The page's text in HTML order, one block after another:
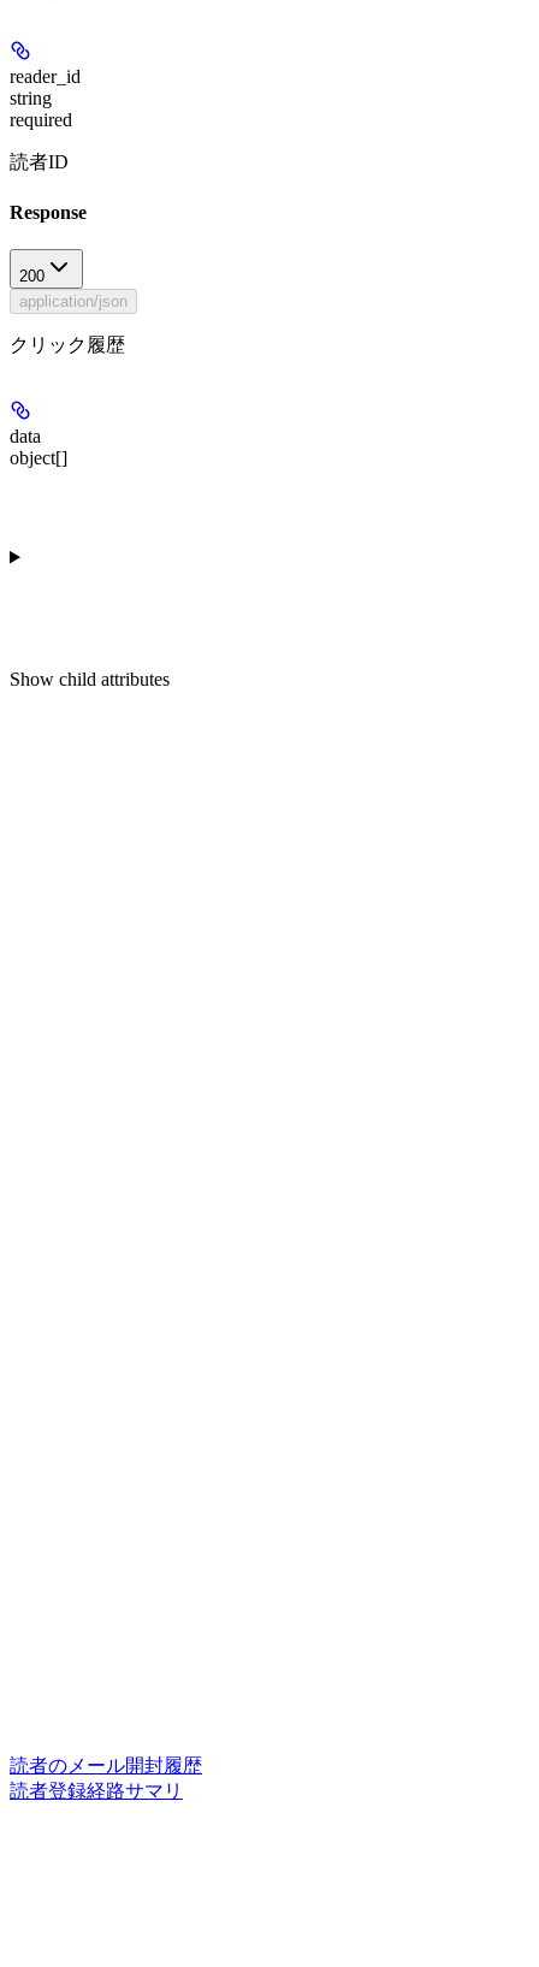
reader_id
string
required
読者ID
Response
200
application/json
クリック履歴
data
object[]
Show child attributes
読者のメール開封履歴
読者登録経路サマリ